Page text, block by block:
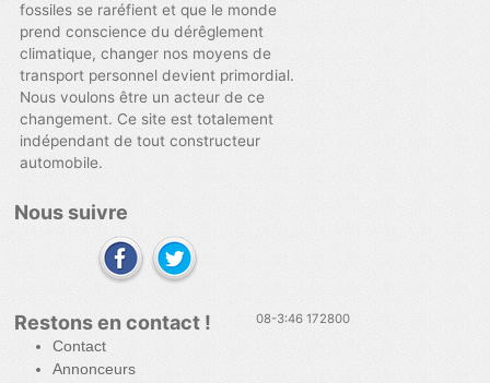
fossiles se raréfient et que le monde
prend conscience du dérêglement
climatique, changer nos moyens de
transport personnel devient primordial.
Nous voulons être un acteur de ce
changement. Ce site est totalement
indépendant de tout constructeur
automobile.
Nous suivre
Restons en contact !
Contact
Annonceurs
08-3:46 172800